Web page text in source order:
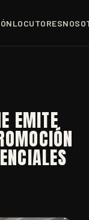
LOCUTORES
EMITE